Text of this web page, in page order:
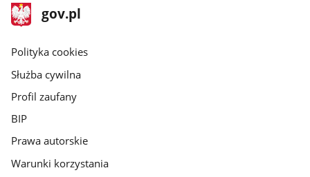
stopka
gov.pl
Strona
gov.pl
gov.pl
Polityka cookies
Służba cywilna
Profil zaufany
BIP
Prawa autorskie
Warunki korzystania